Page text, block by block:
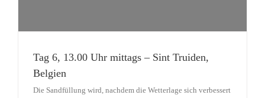
Tag 6, 13.00 Uhr mittags – Sint Truiden,
Belgien
Die Sandfüllung wird, nachdem die Wetterlage sich verbessert